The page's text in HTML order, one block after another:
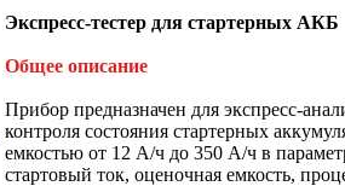
Экспресс-тестер для стартерных АКБ
Общее описание
Прибор предназначен для экспресс-
контроля состояния стартерных
емкостью от 12 А/ч до 350 А/ч в
стартовый ток, оценочная емкость,